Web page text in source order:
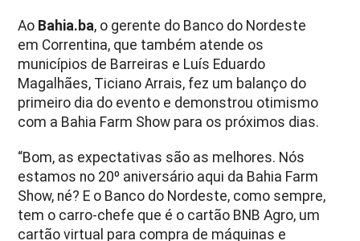
Ao Bahia.ba, o gerente do Banco do Nordeste
em Correntina, que também atende os
municípios de Barreiras e Luís Eduardo
Magalhães, Ticiano Arrais, fez um balanço do
primeiro dia do evento e demonstrou otimismo
com a Bahia Farm Show para os próximos dias.
“Bom, as expectativas são as melhores. Nós
estamos no 20º aniversário aqui da Bahia Farm
Show, né? E o Banco do Nordeste, como sempre,
tem o carro-chefe que é o cartão BNB Agro, um
cartão virtual para compra de máquinas e